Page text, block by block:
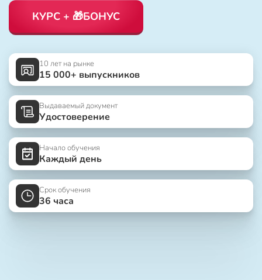
КУРС + 🎁БОНУС
10 лет на рынке
15 000+ выпускников
Выдаваемый документ
Удостоверение
Начало обучения
Каждый день
Срок обучения
36 часа